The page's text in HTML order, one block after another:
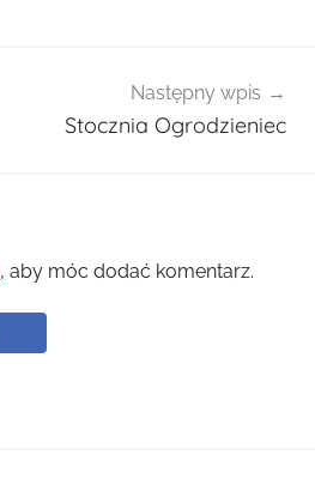
Następny wpis
Stocznia Ogrodzieniec
, aby móc dodać komentarz.